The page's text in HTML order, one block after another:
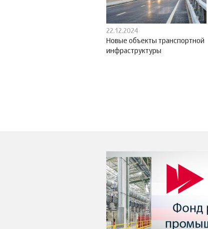
22.12.2024
Новые объекты транспортной
инфраструктуры